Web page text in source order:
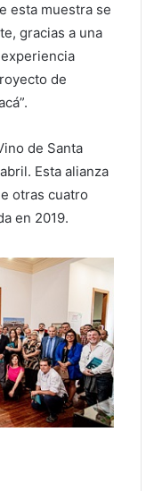
esta muestra se
gracias a una
de
de Santa
Esta alianza
otras cuatro
en 2019.